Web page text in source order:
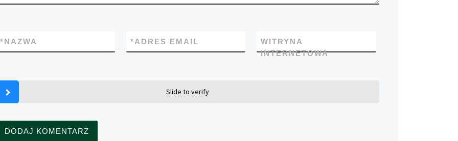
NAZWA
* ADRES EMAIL
*
WITRYNA
INTERNETOWA
Slide to verify